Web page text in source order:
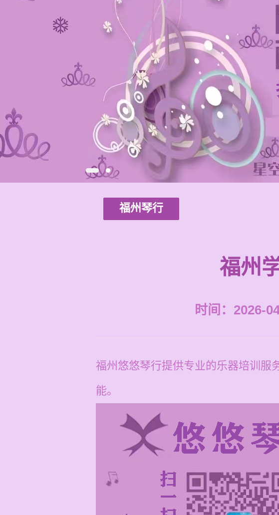
福州琴行
福州
时间：2026-
福州悠悠琴行提供专业的乐器培训服
能。